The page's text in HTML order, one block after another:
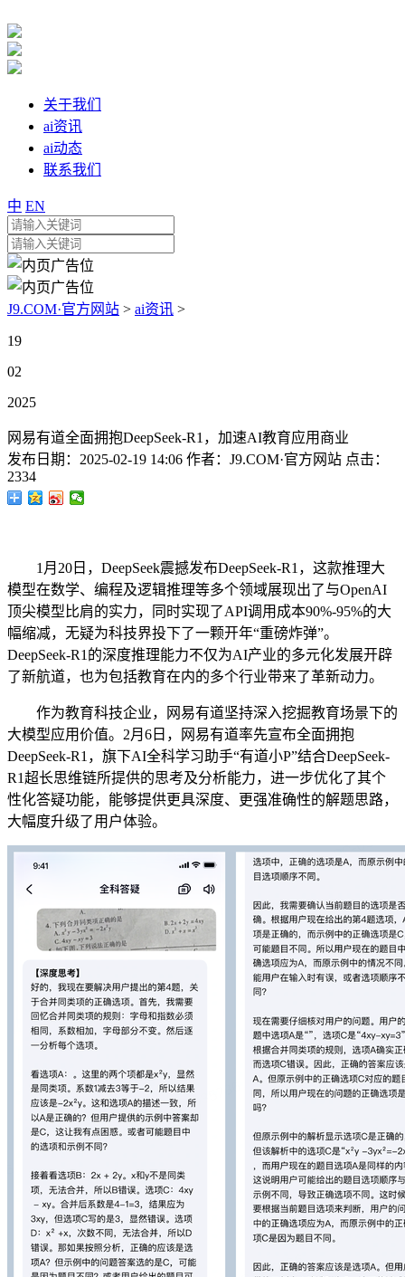
关于我们
ai资讯
ai动态
联系我们
中 EN
J9.COM·官方网站 > ai资讯 >
19
02
2025
网易有道全面拥抱DeepSeek-R1，加速AI教育应用商业
发布日期： 2025-02-19 14:06 作者： J9.COM·官方网站 点击：
2334
1月20日，DeepSeek震撼发布DeepSeek-R1，这款推理大
模型在数学、编程及逻辑推理等多个领域展现出了与OpenAI
顶尖模型比肩的实力，同时实现了API调用成本90%-95%的大
幅缩减，无疑为科技界投下了一颗开年“重磅炸弹”。
DeepSeek-R1的深度推理能力不仅为AI产业的多元化发展开辟
了新航道，也为包括教育在内的多个行业带来了革新动力。
作为教育科技企业，网易有道坚持深入挖掘教育场景下的
大模型应用价值。2月6日，网易有道率先宣布全面拥抱
DeepSeek-R1，旗下AI全科学习助手“有道小P”结合DeepSeek-
R1超长思维链所提供的思考及分析能力，进一步优化了其个
性化答疑功能，能够提供更具深度、更强准确性的解题思路，
大幅度升级了用户体验。